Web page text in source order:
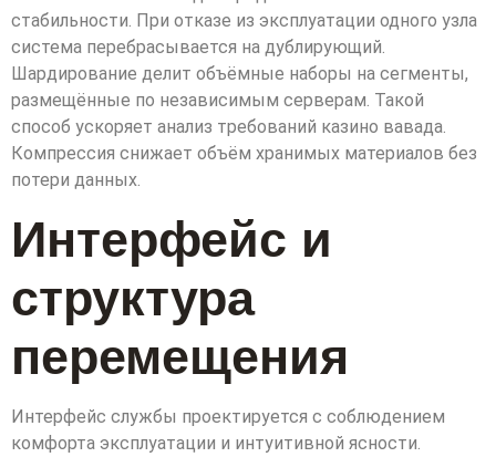
стабильности. При отказе из эксплуатации одного узла
система перебрасывается на дублирующий.
Шардирование делит объёмные наборы на сегменты,
размещённые по независимым серверам. Такой
способ ускоряет анализ требований казино вавада.
Компрессия снижает объём хранимых материалов без
потери данных.
Интерфейс и
структура
перемещения
Интерфейс службы проектируется с соблюдением
комфорта эксплуатации и интуитивной ясности.